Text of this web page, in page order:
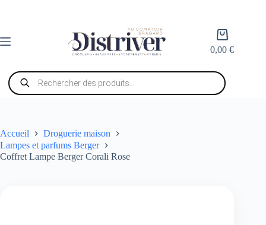
Panier
d’achat
0,00€
Recherche
de
produits
Accueil
Droguerie maison
Lampes et parfums Berger
Coffret Lampe Berger Corali Rose